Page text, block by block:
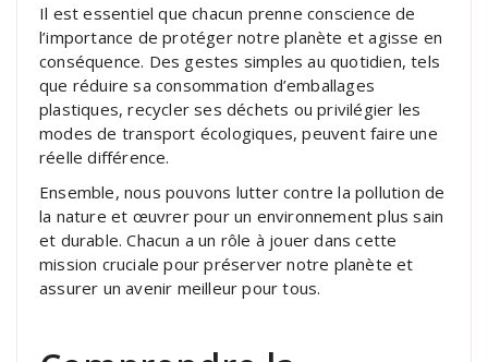
Il est essentiel que chacun prenne conscience de
l’importance de protéger notre planète et agisse en
conséquence. Des gestes simples au quotidien, tels
que réduire sa consommation d’emballages
plastiques, recycler ses déchets ou privilégier les
modes de transport écologiques, peuvent faire une
réelle différence.
Ensemble, nous pouvons lutter contre la pollution de
la nature et œuvrer pour un environnement plus sain
et durable. Chacun a un rôle à jouer dans cette
mission cruciale pour préserver notre planète et
assurer un avenir meilleur pour tous.